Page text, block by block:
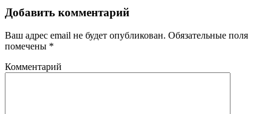
Добавить комментарий
Ваш адрес email не будет опубликован. Обязательные поля
помечены *
Комментарий